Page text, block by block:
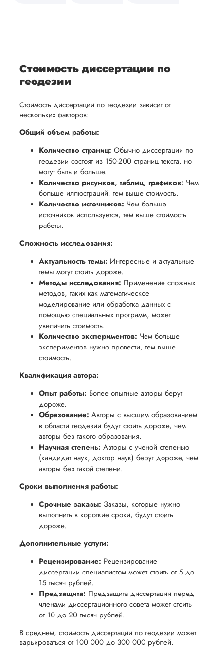
темы.
готовы
в
подготовке
презентации
перед
защитой.
Наша
цель -
обеспечить
вам
в своей
работе и
помочь
вам
успешно
пройти
процесс
защиты
научной
и
проведения
проверки
работы,
установленная
сумма
будет
возвращена
заказчику.
стремимся
осуществлять
процесс
возврата
способом,
для вас,
разумные
сроки
после
утверждения
запроса
работы. В
сотрудничества
мы
обсудим
договоримся
о сроках
выполнения,
чтобы
учесть
все
написания
Cтоимость диссертации по
геодезии
Стоимость диссертации по геодезии зависит от
нескольких факторов:
Общий объем работы:
Количество страниц: Обычно диссертации по
геодезии состоят из 150-200 страниц текста, но
могут быть и больше.
Количество рисунков, таблиц, графиков: Чем
больше иллюстраций, тем выше стоимость.
Количество источников: Чем больше
источников используется, тем выше стоимость
работы.
Сложность исследования:
Актуальность темы: Интересные и актуальные
темы могут стоить дороже.
Методы исследования: Применение сложных
методов, таких как математическое
моделирование или обработка данных с
помощью специальных программ, может
увеличить стоимость.
Количество экспериментов: Чем больше
экспериментов нужно провести, тем выше
стоимость.
Квалификация автора:
Опыт работы: Более опытные авторы берут
дороже.
Образование: Авторы с высшим образованием
в области геодезии будут стоить дороже, чем
авторы без такого образования.
Научная степень: Авторы с ученой степенью
(кандидат наук, доктор наук) берут дороже, чем
авторы без такой степени.
Сроки выполнения работы:
Срочные заказы: Заказы, которые нужно
выполнить в короткие сроки, будут стоить
дороже.
Дополнительные услуги:
Рецензирование: Рецензирование
диссертации специалистом может стоить от 5 до
15 тысяч рублей.
Предзащита: Предзащита диссертации перед
членами диссертационного совета может стоить
от 10 до 20 тысяч рублей.
В среднем, стоимость диссертации по геодезии может
варьироваться от 100 000 до 300 000 рублей.